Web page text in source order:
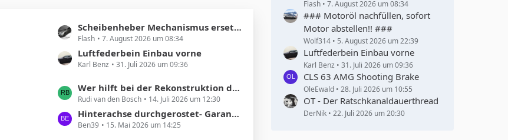
L
e
t
z
e
e
Scheibenheber Mechanismus ersetzen
Flash 7. August 2026 um 08:34
Luftfederbein Einbau vorne
Karl Benz 31. Juli 2026 um 09:36
L
e
t
z
Wer hilft bei der Rekonstruktion der Produktionszahlen des Mercedes X218 Shooting Brake?
Rudi van den Bosch 14. Juli 2026 um 12:30
Hinterachse durchgerostet- Garantie?
Ben39 15. Mai 2026 um 14:25
Flash 7. August 2026 um 08:34
### Motoröl nachfüllen, sofort
Motor abstellen!! ###
Wolf314 5. August 2026 um 22:39
Luftfederbein Einbau vorne
Karl Benz 31. Juli 2026 um 09:36
CLS 63 AMG Shooting Brake
OleEwald 28. Juli 2026 um 10:55
OT - Der Ratschkanaldauerthread
DerNik 22. Juli 2026 um 20:30